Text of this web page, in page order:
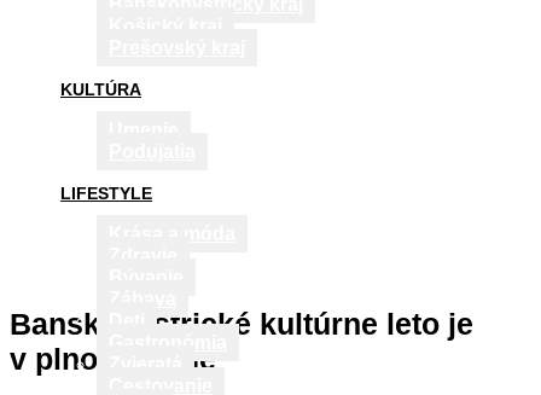
KULTÚRA
LIFESTYLE
Banskobystrické kultúrne leto je
v plnom prúde